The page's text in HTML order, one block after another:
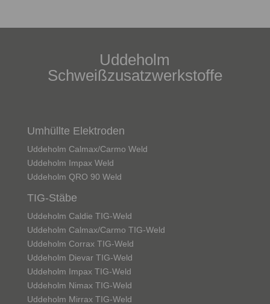
Uddeholm
Schweißzusatzwerkstoffe
Umhüllte Elektroden
Uddeholm Calmax/Carmo Weld
Uddeholm Impax Weld
Uddeholm QRO 90 Weld
TIG-Stäbe
Uddeholm Caldie TIG-Weld
Uddeholm Calmax/Carmo TIG-Weld
Uddeholm Corrax TIG-Weld
Uddeholm Dievar TIG-Weld
Uddeholm Impax TIG-Weld
Uddeholm Nimax TIG-Weld
Uddeholm Mirrax TIG-Weld